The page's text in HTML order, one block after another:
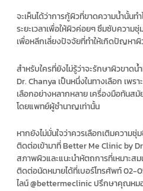
จะเห็นได้ว่าการกู้ผิวที่ขาดความน้ำนั้นท
ระยะเวลาเพื่อให้ผิวค่อยๆ ซึมซับความ
เพื่อหลีกเลี่ยงปัจจัยที่ทำให้เกิดปัญหาผิ
สำหรับใครที่ยังไม่รู้ว่าจะรักษาผิวขาด
Dr. Chanya เป็นหนึ่งในทางเลือก เพร
เลือกอย่างหลากหลาย เครื่องมือทันส
โดยแพทย์ผู้ชำนาญเท่านั้น
หากยังไม่มั่นใจว่าควรเลือกเติมความ
ติดต่อเข้ามาที่ Better Me Clinic by
สภาพผิวและแนะนำหัตถการที่เหมาะส
ติดต่อนัดหมายได้ที่เบอร์โทรศัพท์ 02-
ไลน์ @bettermeclinic ปรึกษาคุณหม